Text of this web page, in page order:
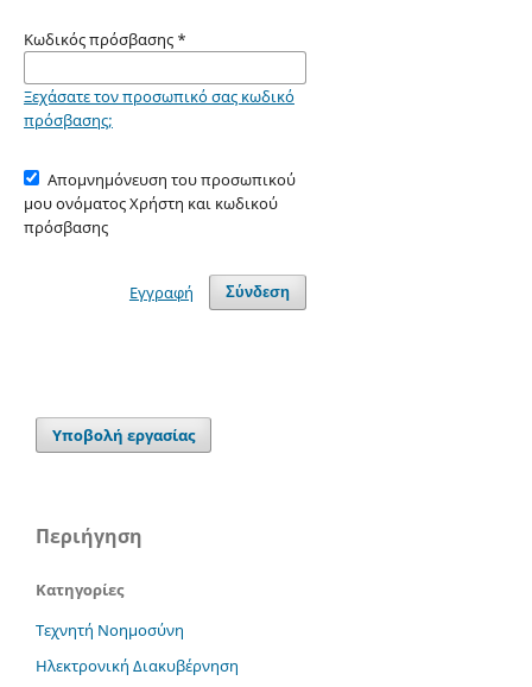
Κωδικός πρόσβασης *
Ξεχάσατε τον προσωπικό σας κωδικό
πρόσβασης;
Απομνημόνευση του προσωπικού
μου ονόματος Χρήστη και κωδικού
πρόσβασης
Σύνδεση
Εγγραφή
Υποβολή εργασίας
Περιήγηση
Κατηγορίες
Τεχνητή Νοημοσύνη
Ηλεκτρονική Διακυβέρνηση